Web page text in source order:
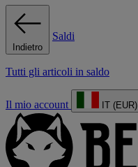
Indietro
Saldi
Tutti gli articoli in saldo
Il mio account IT (EUR)